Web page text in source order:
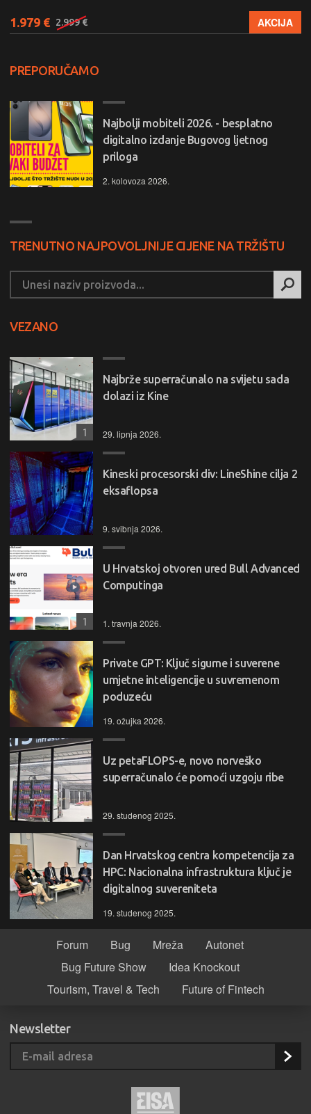
1.979 € 2.999 € AKCIJA
PREPORUČAMO
Najbolji mobiteli 2026. - besplatno
digitalno izdanje Bugovog ljetnog
priloga
2. kolovoza 2026.
TRENUTNO NAJPOVOLJNIJE CIJENE NA TRŽIŠTU
VEZANO
Najbrže superračunalo na svijetu sada
dolazi iz Kine
29. lipnja 2026.
1
Kineski procesorski div: LineShine cilja 2
eksaflopsa
9. svibnja 2026.
U Hrvatskoj otvoren ured Bull Advanced
Computinga
1. travnja 2026.
1
Private GPT: Ključ sigurne i suverene
umjetne inteligencije u suvremenom
poduzeću
19. ožujka 2026.
Uz petaFLOPS-e, novo norveško
superračunalo će pomoći uzgoju ribe
29. studenog 2025.
Dan Hrvatskog centra kompetencija za
HPC: Nacionalna infrastruktura ključ je
digitalnog suvereniteta
19. studenog 2025.
Forum Bug Mreža
Autonet
Bug Future Show
Idea Knockout
Tourism, Travel & Tech
Future of Fintech
Newsletter